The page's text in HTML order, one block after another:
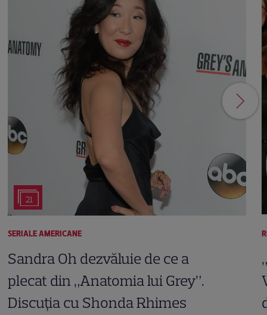
21
SERIALE AMERICANE
Sandra Oh dezvăluie de ce a
plecat din „Anatomia lui Grey”.
Discuția cu Shonda Rhimes